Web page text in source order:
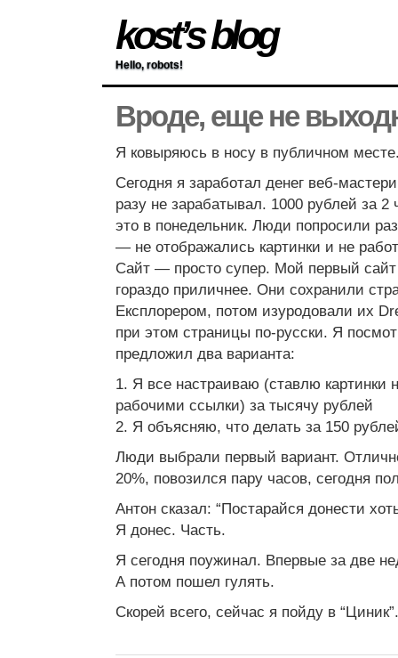
kost’s blog
Hello, robots!
Вроде, еще не
Я ковыряюсь в носу в публичном
Сегодня я заработал денег веб-
разу не зарабатывал. 1000 рублей за 2
это в понедельник. Люди попросили
— не отображались картинки и не
Сайт — просто супер. Мой первый сайт
гораздо приличнее. Они сохранили
Експлорером, потом изуродовали их
при этом страницы по-русски. Я
предложил два варианта:
1. Я все настраиваю (ставлю картинки
рабочими ссылки) за тысячу рублей
2. Я объясняю, что делать за 150
Люди выбрали первый вариант.
20%, повозился пару часов, сегодня
Антон сказал: “Постарайся донести
Я донес. Часть.
Я сегодня поужинал. Впервые за две
А потом пошел гулять.
Скорей всего, сейчас я пойду в